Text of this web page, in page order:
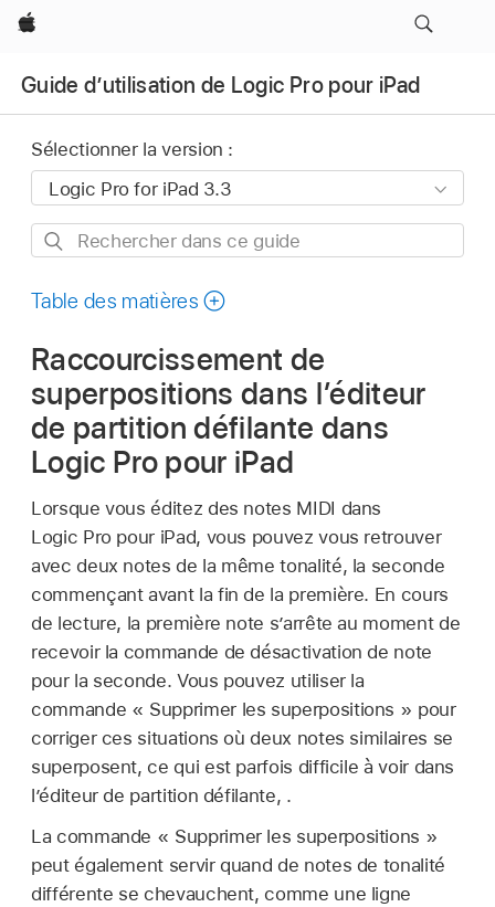
Apple
Guide d’utilisation de Logic Pro pour iPad
Sélectionner la version :
Rechercher
ce
Table des matières
Raccourcissement de
superpositions dans l’éditeur
de partition défilante dans
Logic Pro pour iPad
Lorsque vous éditez des notes MIDI dans
Logic Pro pour iPad, vous pouvez vous retrouver
avec deux notes de la même tonalité, la seconde
commençant avant la fin de la première. En cours
de lecture, la première note s’arrête au moment de
recevoir la commande de désactivation de note
pour la seconde. Vous pouvez utiliser la
commande « Supprimer les superpositions » pour
corriger ces situations où deux notes similaires se
superposent, ce qui est parfois difficile à voir dans
l’éditeur de partition défilante, .
La commande « Supprimer les superpositions »
peut également servir quand de notes de tonalité
différente se chevauchent, comme une ligne